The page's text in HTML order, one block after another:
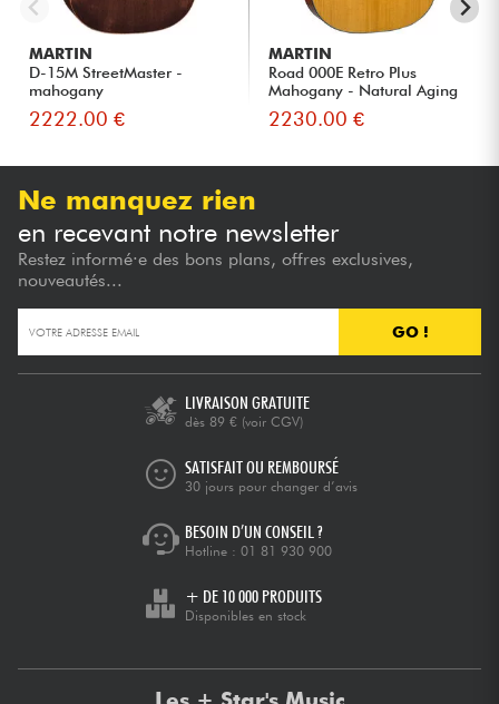
MARTIN
D-15M StreetMaster -
mahogany
2222.00 €
MARTIN
Road 000E Retro Plus
Mahogany - Natural Aging
Tone...
2230.00 €
Ne manquez rien
en recevant notre newsletter
Restez informé·e des bons plans, offres exclusives,
nouveautés...
GO !
LIVRAISON GRATUITE
dès 89 € (voir CGV)
SATISFAIT OU REMBOURSÉ
30 jours pour changer d’avis
BESOIN D’UN CONSEIL ?
Hotline : 01 81 930 900
+ DE 10 000 PRODUITS
Disponibles en stock